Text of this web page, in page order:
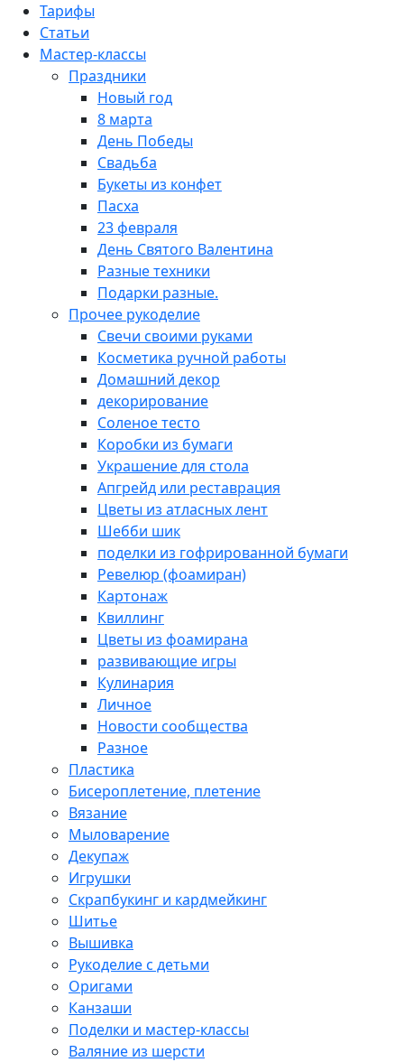
Тарифы
Статьи
Мастер-классы
Праздники
Новый год
8 марта
День Победы
Свадьба
Букеты из конфет
Пасха
23 февраля
День Святого Валентина
Разные техники
Подарки разные.
Прочее рукоделие
Свечи своими руками
Косметика ручной работы
Домашний декор
декорирование
Соленое тесто
Коробки из бумаги
Украшение для стола
Апгрейд или реставрация
Цветы из атласных лент
Шебби шик
поделки из гофрированной бумаги
Ревелюр (фоамиран)
Картонаж
Квиллинг
Цветы из фоамирана
развивающие игры
Кулинария
Личное
Новости сообщества
Разное
Пластика
Бисероплетение, плетение
Вязание
Мыловарение
Декупаж
Игрушки
Скрапбукинг и кардмейкинг
Шитье
Вышивка
Рукоделие с детьми
Оригами
Канзаши
Поделки и мастер-классы
Валяние из шерсти